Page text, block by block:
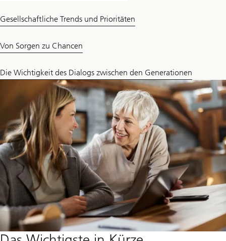
Gesellschaftliche Trends und Prioritäten
Von Sorgen zu Chancen
Die Wichtigkeit des Dialogs zwischen den Generationen